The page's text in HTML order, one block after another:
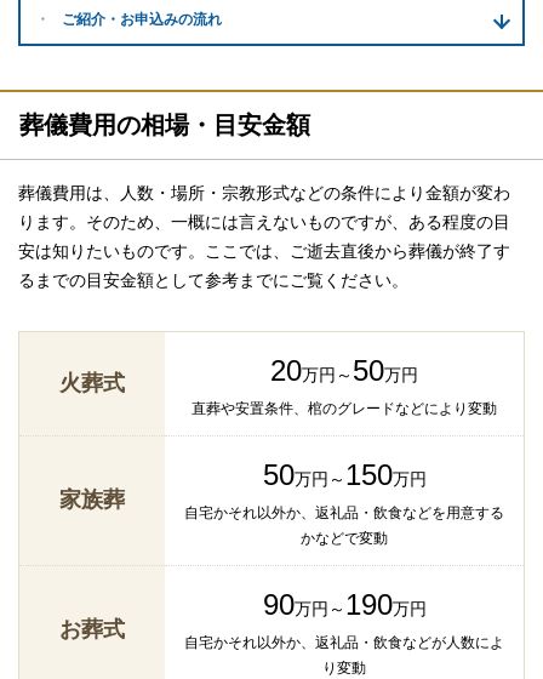
ご紹介・ お申込みの流れ
葬儀費用の相場・目安金額
葬儀費用は、人数・場所・宗教形式などの条件により金額が変わ
ります。そのため、一概には言えないものですが、ある程度の目
安は知りたいものです。ここでは、ご逝去直後から葬儀が終了す
るまでの目安金額として参考までにご覧ください。
火葬式 20万円～ 50万円
直葬や安置条件、棺のグレードなどにより変動
家族葬
50万円～ 150万円
自宅かそれ以外か、返礼品・飲食などを用意する
かなどで変動
お葬式
90万円～ 190万円
自宅かそれ以外か、返礼品・飲食などが人数によ
り変動